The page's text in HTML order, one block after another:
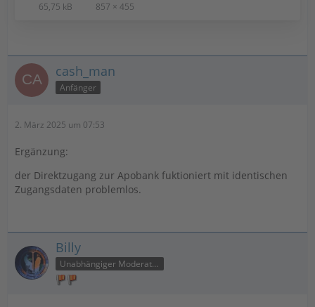
65,75 kB 857 × 455
cash_man
Anfänger
2. März 2025 um 07:53
Ergänzung:
der Direktzugang zur Apobank fuktioniert mit identischen
Zugangsdaten problemlos.
Billy
Unabhängiger Moderator